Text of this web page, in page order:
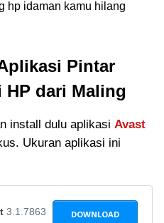
hp idaman kamu hilang
Pintar
dari Maling
install dulu aplikasi Avast
Ukuran aplikasi ini
3.1.7863 DOWNLOAD